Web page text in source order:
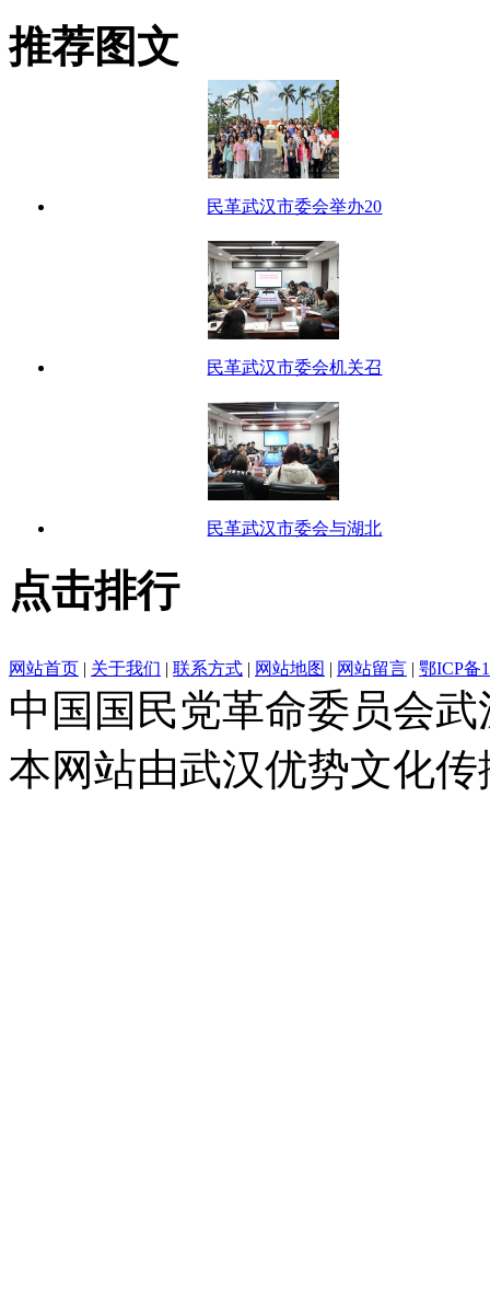
推荐图文
民革武汉市委会举办20
民革武汉市委会机关召
民革武汉市委会与湖北
点击排行
网站首页 | 关于我们 | 联系方式 | 网站地图 | 网站留言 | 鄂ICP备
中国国民党革命委员会
本网站由武汉优势文化